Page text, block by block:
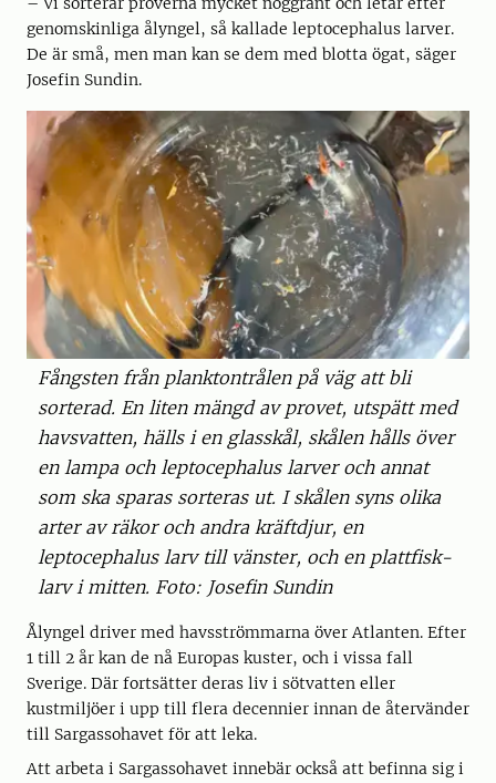
genomskinliga ålyngel, så kallade leptocephalus larver.
De är små, men man kan se dem med blotta ögat, säger
Josefin Sundin.
Fångsten från planktontrålen på väg att bli
sorterad. En liten mängd av provet, utspätt med
havsvatten, hälls i en glasskål, skålen hålls över
en lampa och leptocephalus larver och annat
som ska sparas sorteras ut. I skålen syns olika
arter av räkor och andra kräftdjur, en
leptocephalus larv till vänster, och en plattfisk-
larv i mitten. Foto: Josefin Sundin
Ålyngel driver med havsströmmarna över Atlanten. Efter
1 till 2 år kan de nå Europas kuster, och i vissa fall
Sverige. Där fortsätter deras liv i sötvatten eller
kustmiljöer i upp till flera decennier innan de återvänder
till Sargassohavet för att leka.
Att arbeta i Sargassohavet innebär också att befinna sig i